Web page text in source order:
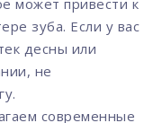
может привести к
зуба. Если у вас
десны или
не
современные